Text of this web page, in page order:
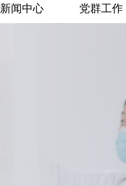
新闻中心 党群工作